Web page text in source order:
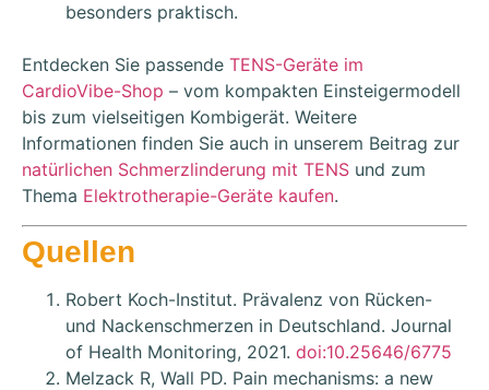
besonders praktisch.
Entdecken Sie passende TENS-Geräte im
CardioVibe-Shop – vom kompakten Einsteigermodell
bis zum vielseitigen Kombigerät. Weitere
Informationen finden Sie auch in unserem Beitrag zur
natürlichen Schmerzlinderung mit TENS und zum
Thema Elektrotherapie-Geräte kaufen.
Quellen
Robert Koch-Institut. Prävalenz von Rücken-
und Nackenschmerzen in Deutschland. Journal
of Health Monitoring, 2021. doi:10.25646/6775
Melzack R, Wall PD. Pain mechanisms: a new